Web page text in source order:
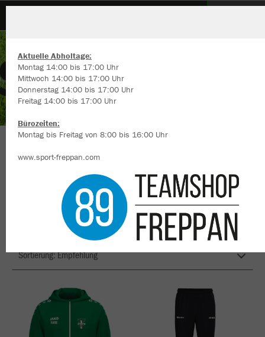
Farbe
Aktuelle Abholtage:
Montag 14:00 bis 17:00 Uhr
Mittwoch 14:00 bis 17:00 Uhr
Donnerstag 14:00 bis 17:00 Uhr
Freitag 14:00 bis 17:00 Uhr
Bürozeiten:
Montag bis Freitag von 8:00 bis 16:00 Uhr
www.sport-freppan.com
Wir verwenden Cookies
Inhalte anzeigen und unsere Website verbessern. Weitere
zu den Cookies findest Du in den Einstellungen.
Alle ablehnen
mehr Infos
Datenschutz
Impressum